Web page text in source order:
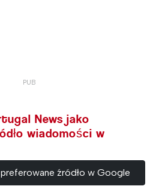
News jako
wiadomości w
źródło w Google